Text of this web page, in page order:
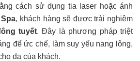
cách sử dụng tia laser hoặc ánh
Spa, khách hàng sẽ được trải nghiệm
tuyết. Đây là phương pháp triệt
để ức chế, làm suy yếu nang lông,
da của khách.